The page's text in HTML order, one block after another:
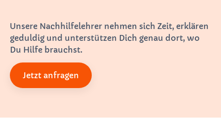
Unsere Nachhilfelehrer nehmen sich Zeit, erklären
geduldig und unterstützen Dich genau dort, wo
Du Hilfe brauchst.
Jetzt anfragen